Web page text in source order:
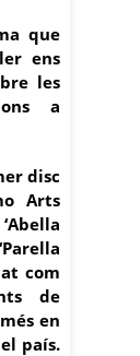
que
ens
les
a
disc
Arts
com
de
en
país.